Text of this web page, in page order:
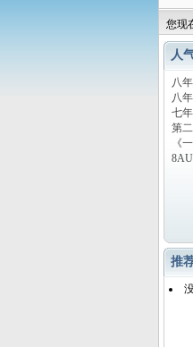
您现
人
八
八
七
第
《
推